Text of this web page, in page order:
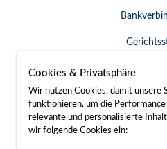
Widerruf
SERVICE &
Cookies & Privatsphäre
Wir nutzen Cookies, damit unsere
funktionieren, um die Performance
relevante und personalisierte
wir folgende Cookies ein: